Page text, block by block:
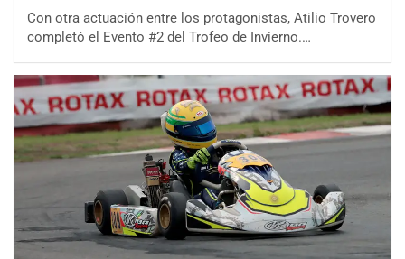
Con otra actuación entre los protagonistas, Atilio Trovero
completó el Evento #2 del Trofeo de Invierno.…